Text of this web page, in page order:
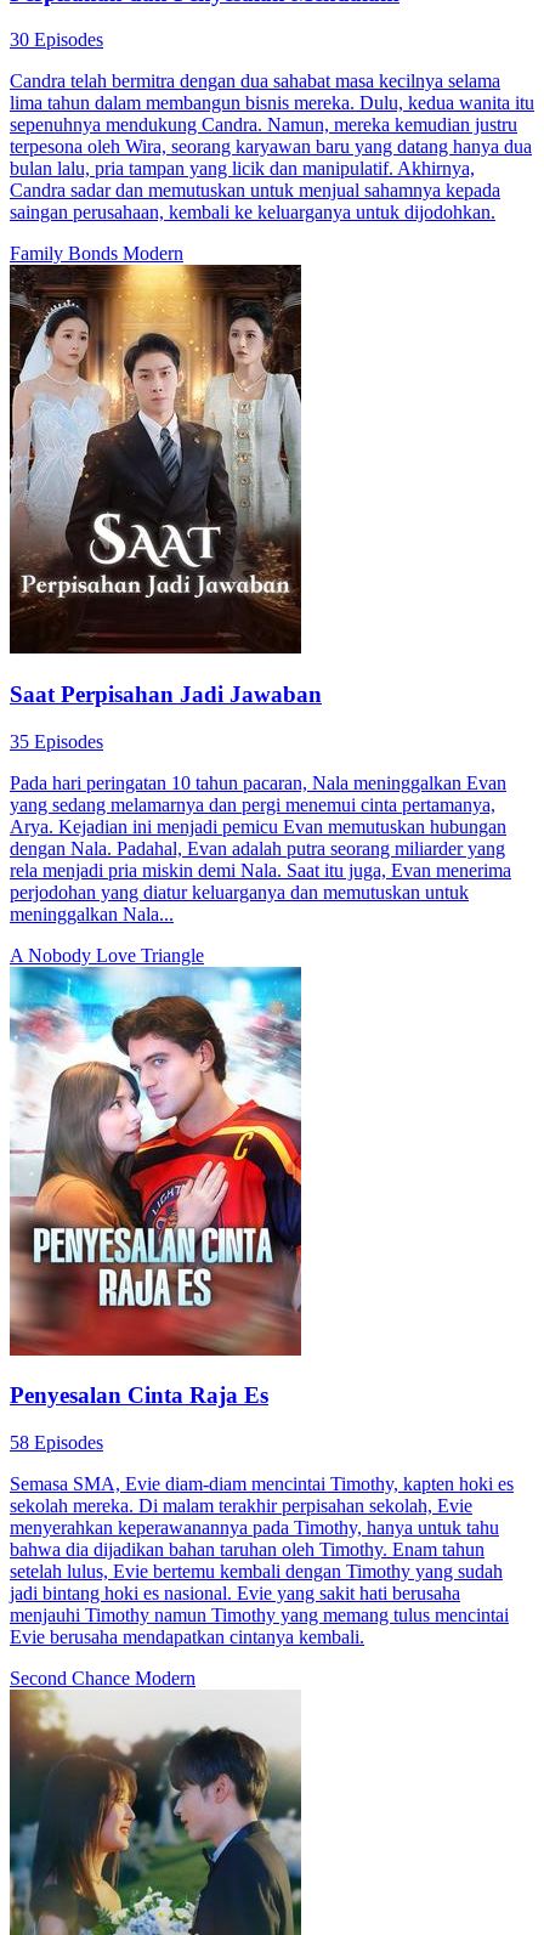
30 Episodes
Candra telah bermitra dengan dua sahabat masa kecilnya selama
lima tahun dalam membangun bisnis mereka. Dulu, kedua wanita itu
sepenuhnya mendukung Candra. Namun, mereka kemudian justru
terpesona oleh Wira, seorang karyawan baru yang datang hanya dua
bulan lalu, pria tampan yang licik dan manipulatif. Akhirnya,
Candra sadar dan memutuskan untuk menjual sahamnya kepada
saingan perusahaan, kembali ke keluarganya untuk dijodohkan.
Family Bonds Modern
Saat Perpisahan Jadi Jawaban
35 Episodes
Pada hari peringatan 10 tahun pacaran, Nala meninggalkan Evan
yang sedang melamarnya dan pergi menemui cinta pertamanya,
Arya. Kejadian ini menjadi pemicu Evan memutuskan hubungan
dengan Nala. Padahal, Evan adalah putra seorang miliarder yang
rela menjadi pria miskin demi Nala. Saat itu juga, Evan menerima
perjodohan yang diatur keluarganya dan memutuskan untuk
meninggalkan Nala...
A Nobody Love Triangle
Penyesalan Cinta Raja Es
58 Episodes
Semasa SMA, Evie diam-diam mencintai Timothy, kapten hoki es
sekolah mereka. Di malam terakhir perpisahan sekolah, Evie
menyerahkan keperawanannya pada Timothy, hanya untuk tahu
bahwa dia dijadikan bahan taruhan oleh Timothy. Enam tahun
setelah lulus, Evie bertemu kembali dengan Timothy yang sudah
jadi bintang hoki es nasional. Evie yang sakit hati berusaha
menjauhi Timothy namun Timothy yang memang tulus mencintai
Evie berusaha mendapatkan cintanya kembali.
Second Chance Modern